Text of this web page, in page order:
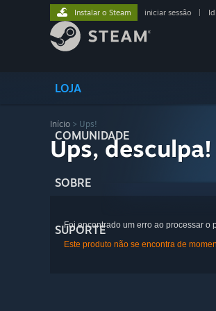
LOJA
COMUNIDADE
SOBRE
SUPORTE
Instalar o Steam iniciar sessão
Início > Ups!
Ups, desculpa!
Foi encontrado um erro ao processar o
Este produto não se encontra de